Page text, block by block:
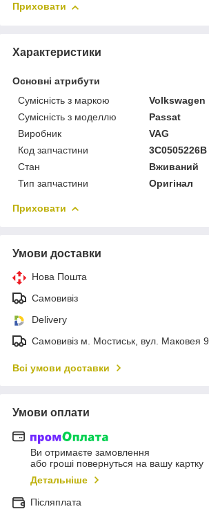
Приховати
Характеристики
Основні атрибути
Сумісність з маркою
Volkswagen
Сумісність з моделлю
Passat
Виробник
VAG
Код запчастини
3C0505226B
Стан
Вживаний
Тип запчастини
Оригінал
Приховати
Умови доставки
Нова Пошта
Самовивіз
Delivery
Самовивіз м. Мостиськ, вул. Маковея 9
Всі умови доставки
Умови оплати
Ви отримаєте замовлення
або гроші повернуться на вашу картку
Детальніше
Післяплата